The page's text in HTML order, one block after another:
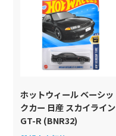
ホットウィール ベーシッ
クカー 日産 スカイライン
GT-R (BNR32)